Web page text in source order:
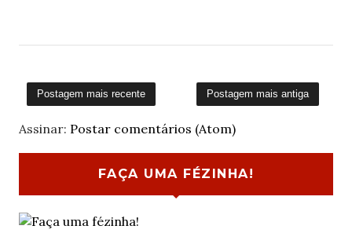
Postagem mais recente Postagem mais antiga
Assinar: Postar comentários (Atom)
FAÇA UMA FÉZINHA!